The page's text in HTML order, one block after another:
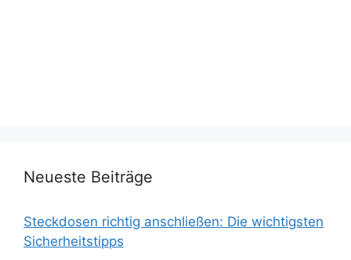
Neueste Beiträge
Steckdosen richtig anschließen: Die wichtigsten
Sicherheitstipps